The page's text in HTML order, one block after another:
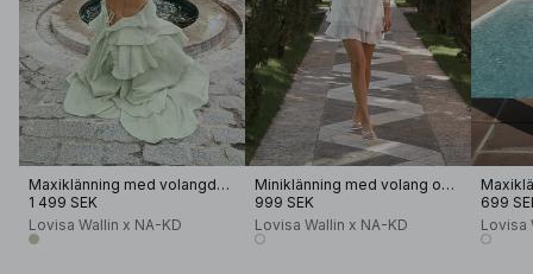
Maxiklänning med volangdetalj
1 499 SEK
Lovisa Wallin x NA-KD
Miniklänning med volang och V-ringning
999 SEK
Lovisa Wallin x NA-KD
699
Lovisa